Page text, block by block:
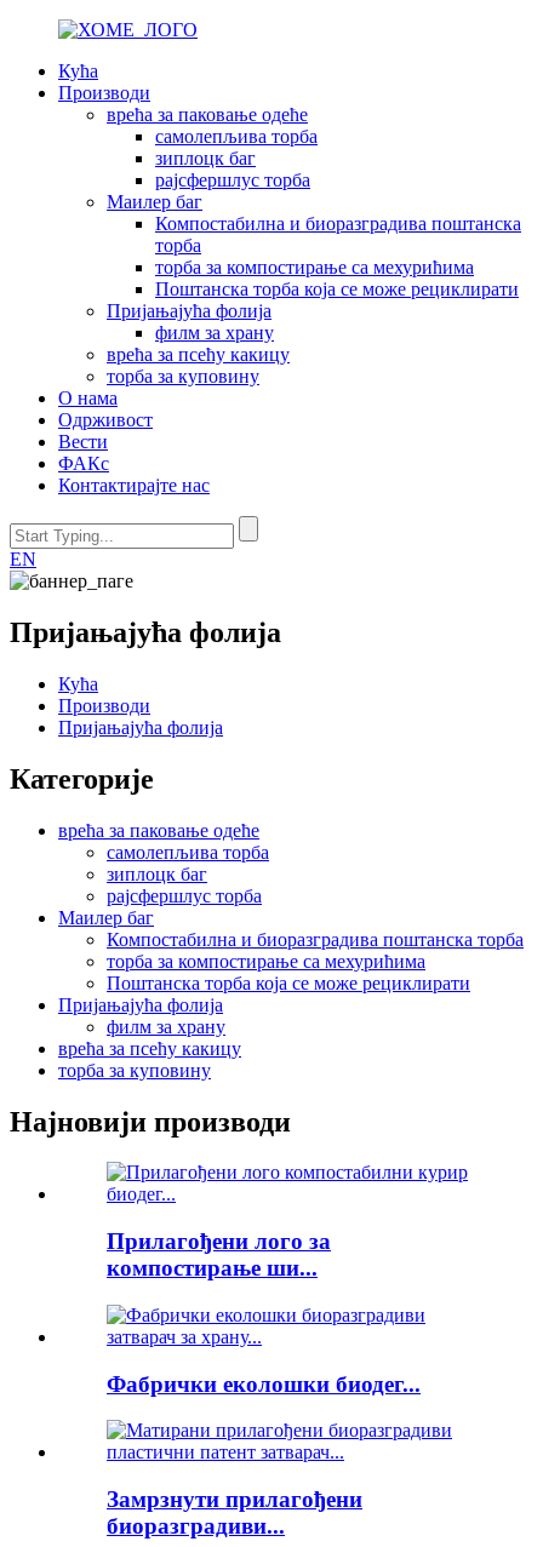
Кућа
Производи
врећа за паковање одеће
самолепљива торба
зиплоцк баг
рајсфершлус торба
Маилер баг
Компостабилна и биоразградива поштанска
торба
торба за компостирање са мехурићима
Поштанска торба која се може рециклирати
Пријањајућа фолија
филм за храну
врећа за псећу какицу
торба за куповину
О нама
Одрживост
Вести
ФАКс
Контактирајте нас
EN
Пријањајућа фолија
Кућа
Производи
Пријањајућа фолија
Категорије
врећа за паковање одеће
самолепљива торба
зиплоцк баг
рајсфершлус торба
Маилер баг
Компостабилна и биоразградива поштанска торба
торба за компостирање са мехурићима
Поштанска торба која се може рециклирати
Пријањајућа фолија
филм за храну
врећа за псећу какицу
торба за куповину
Најновији производи
Прилагођени лого за
компостирање ши...
Фабрички еколошки биодег...
Замрзнути прилагођени
биоразградиви...